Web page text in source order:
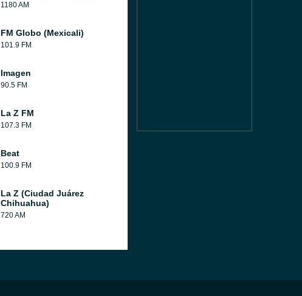
1180 AM
FM Globo (Mexicali)
101.9 FM
Imagen
90.5 FM
La Z FM
107.3 FM
Beat
100.9 FM
La Z (Ciudad Juárez
Chihuahua)
720 AM